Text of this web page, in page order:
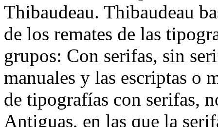
Thibaudeau. Thibaudeau
de los remates de las
grupos: Con serifas, sin
manuales y las escriptas o
de tipografías con serifas,
Antiguas, en las que la